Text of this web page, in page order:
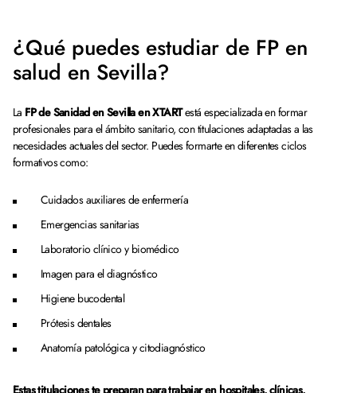
¿Qué puedes estudiar de FP en
salud en Sevilla?
La FP de Sanidad en Sevilla en XTARTestá especializada en formar
profesionales para el ámbito sanitario, con titulaciones adaptadas a las
necesidades actuales del sector. Puedes formarte en diferentes ciclos
formativos como:
Cuidados auxiliares de enfermería
Emergencias sanitarias
Laboratorio clínico y biomédico
Imagen para el diagnóstico
Higiene bucodental
Prótesis dentales
Anatomía patológica y citodiagnóstico
Estas titulaciones te preparan para trabajar en hospitales, clínicas,